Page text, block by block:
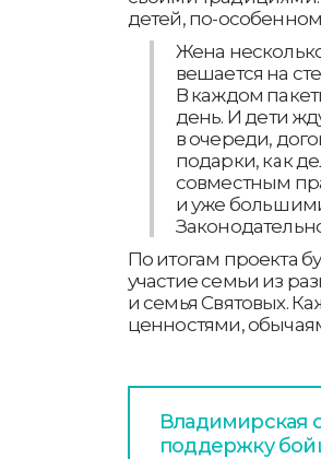
детей, по-
Жена
вешается на
В каждом
день. И дети
в очереди,
подарки, как
совместным
и уже
По итогам проекта
участие семьи из
и семья Святовых.
ценностями,
Владимирская
поддержку